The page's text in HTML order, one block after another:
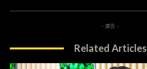
- 廣告 -
Related Articles